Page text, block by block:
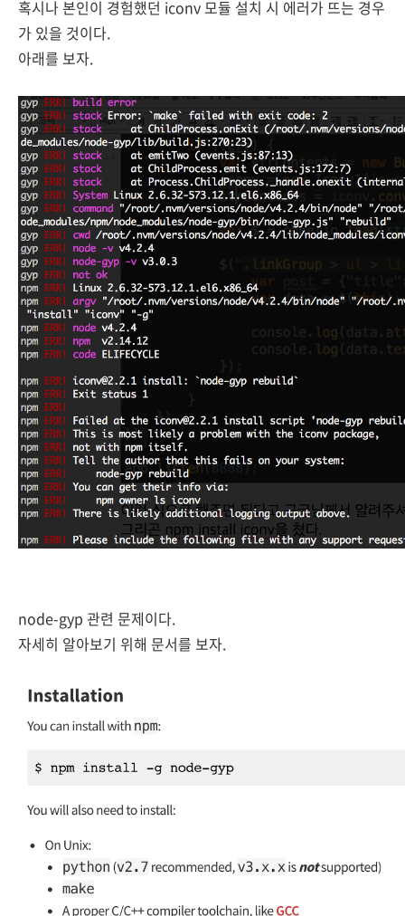
혹시나 본인이 경험했던 iconv 모듈 설치 시 에러가 뜨는 경우
가 있을 것이다.
아래를 보자.
node-gyp 관련 문제이다.
자세히 알아보기 위해 문서를 보자.